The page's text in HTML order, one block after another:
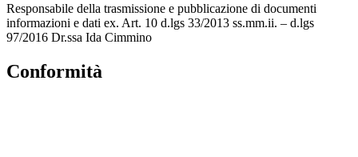
Responsabile della trasmissione e pubblicazione di documenti
informazioni e dati ex. Art. 10 d.lgs 33/2013 ss.mm.ii. – d.lgs
97/2016 Dr.ssa Ida Cimmino
Conformità